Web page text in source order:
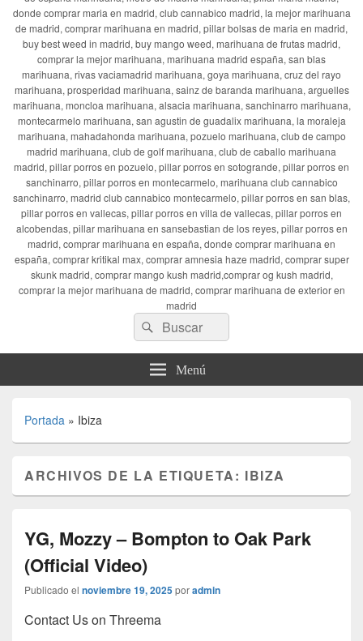
donde comprar maria en madrid, club cannabico madrid, la mejor marihuana
de madrid, comprar marihuana en madrid, pillar bolsas de maria en madrid,
buy best weed in madrid, buy mango weed, marihuana de frutas madrid,
comprar la mejor marihuana, marihuana madrid españa, san blas
marihuana, rivas vaciamadrid marihuana, goya marihuana, cruz del rayo
marihuana, prosperidad marihuana, sainz de baranda marihuana, arguelles
marihuana, moncloa marihuana, alsacia marihuana, sanchinarro marihuana,
montecarmelo marihuana, san agustin de guadalix marihuana, la moraleja
marihuana, mahadahonda marihuana, pozuelo marihuana, club de campo
madrid marihuana, club de golf marihuana, club de caballo marihuana
madrid, pillar porros en pozuelo, pillar porros en sotogrande, pillar porros en
sanchinarro, pillar porros en montecarmelo, marihuana club cannabico
sanchinarro, madrid club cannabico montecarmelo, pillar porros en san blas,
pillar porros en vallecas, pillar porros en villa de vallecas, pillar porros en
alcobendas, pillar marihuana en sansebastian de los reyes, pillar porros en
madrid, comprar marihuana en españa, donde comprar marihuana en
españa, comprar kritikal max, comprar amnesia haze madrid, comprar super
skunk madrid, comprar mango kush madrid,comprar og kush madrid,
comprar la mejor marihuana de madrid, comprar marihuana de exterior en
madrid
Buscar
por:
Buscar
Menú
Portada » Ibiza
ARCHIVOS DE LA ETIQUETA: IBIZA
YG, Mozzy – Bompton to Oak Park
(Official Video)
Publicado el noviembre 19, 2025poradmin
Contact Us on Threema